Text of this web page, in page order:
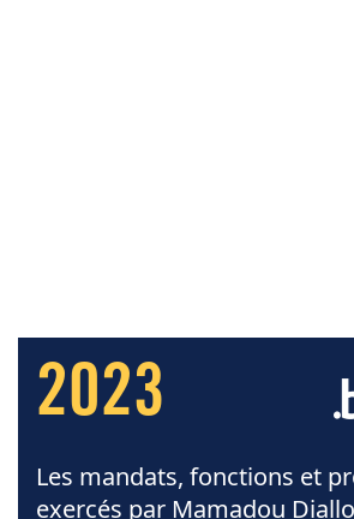
2023
Les mandats, fonctions et
exercés par Mamadou